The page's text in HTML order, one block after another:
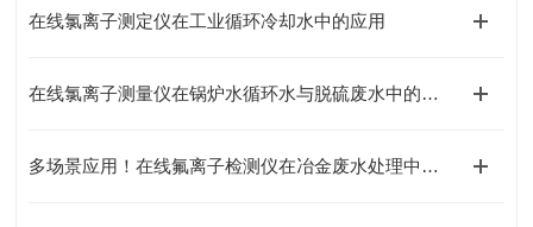
在线氯离子测定仪在工业循环冷却水中的应用
在线氯离子测量仪在锅炉水循环水与脱硫废水中的实时监测应用
多场景应用！在线氟离子检测仪在冶金废水处理中的实际应用